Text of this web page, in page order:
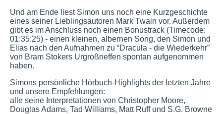
Und am Ende liest Simon uns noch eine Kurzgeschichte
eines seiner Lieblingsautoren Mark Twain vor. Außerdem
gibt es im Anschluss noch einen Bonustrack (Timecode:
01:35:25) - einen kleinen, albernen Song, den Simon und
Elias nach den Aufnahmen zu “Dracula - die Wiederkehr”
von Bram Stokers Urgroßneffen spontan aufgenommen
haben.
Simons persönliche Hörbuch-Highlights der letzten Jahre
und unsere Empfehlungen:
alle seine Interpretationen von Christopher Moore,
Douglas Adams, Tad Williams, Matt Ruff und S.G. Browne